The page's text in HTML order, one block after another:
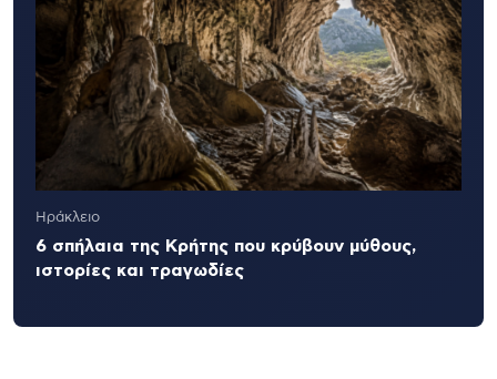
Ηράκλειο
6 σπήλαια της Κρήτης που κρύβουν μύθους,
ιστορίες και τραγωδίες